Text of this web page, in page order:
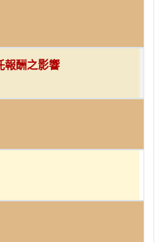
報酬之影響